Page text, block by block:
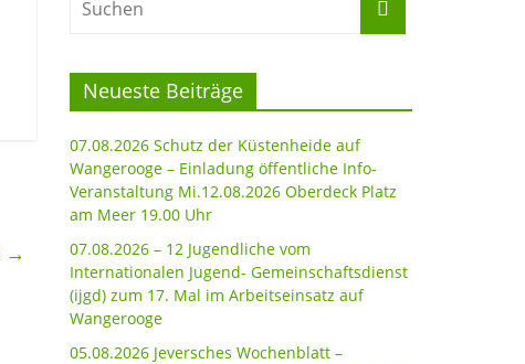
→
Neueste Beiträge
07.08.2026 Schutz der Küstenheide auf
Wangerooge – Einladung öffentliche Info-
Veranstaltung Mi.12.08.2026 Oberdeck Platz
am Meer 19.00 Uhr
07.08.2026 – 12 Jugendliche vom
Internationalen Jugend- Gemeinschaftsdienst
(ijgd) zum 17. Mal im Arbeitseinsatz auf
Wangerooge
05.08.2026 Jeversches Wochenblatt –